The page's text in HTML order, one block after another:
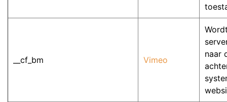
__cf_bm Vimeo
naar